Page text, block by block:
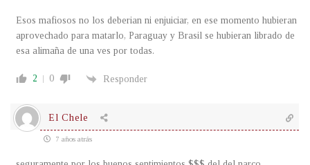
Esos mafiosos no los deberian ni enjuiciar, en ese momento hubieran
aprovechado para matarlo, Paraguay y Brasil se hubieran librado de
esa alimaña de una ves por todas.
2 0 Responder
El Chele
7 años atrás